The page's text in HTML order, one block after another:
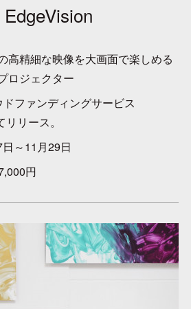
EdgeVision
高精細な映像を大画面で楽しめる
ロジェクター
ファンディングサービス
リース。
～11月29日
円